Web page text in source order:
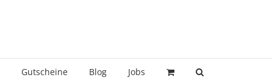
Gutscheine Blog Jobs